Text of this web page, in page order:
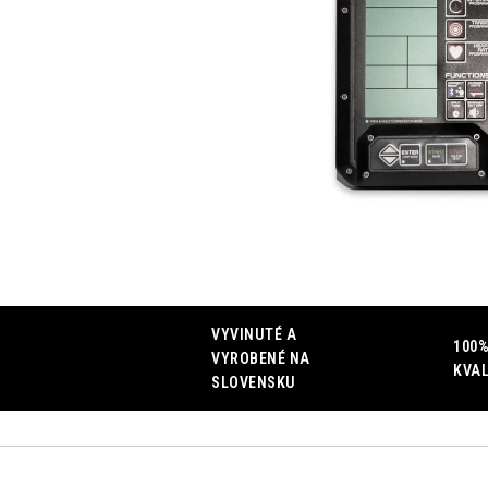
VYVINUTÉ A
VYROBENÉ NA
SLOVENSKU